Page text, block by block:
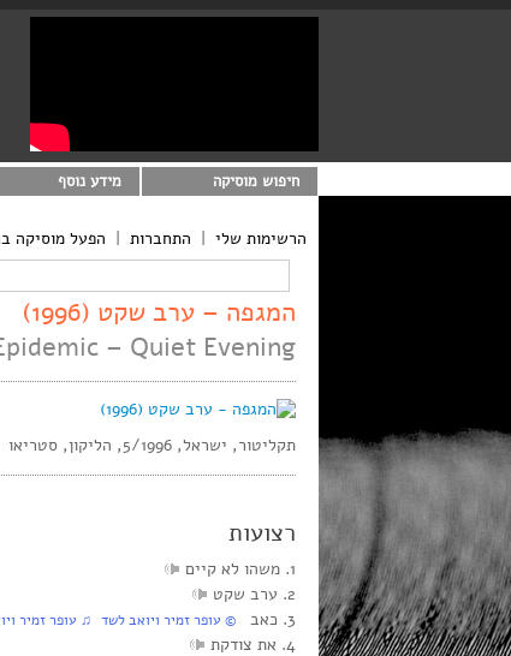
חיפוש מוסיקה מידע נוסף
הרשימות שלי | התחברות | הפעל מוסיקה
המגפה – ערב שקט (1996)
– Quiet Evening
תקליטור, ישראל, 5/1996, הליקון, סטריאו
רצועות
1. משהו לא קיים
2. ערב שקט
3. כאב
© עופר זמיר ויואב לשד‏ ♫ עופר זמיר
4. את צודקת